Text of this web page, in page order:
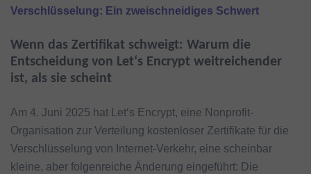
Verschlüsselung: Ein zweischneidiges Schwert
Wenn das Zertifikat schweigt: Warum die
Entscheidung von Let‘s Encrypt weitreichender
ist, als sie scheint
Am 4. Juni 2025 hat Let‘s Encrypt, eine Nonprofit-
Organisation zur Verteilung kostenloser Zertifikate für die
Verschlüsselung von Internet-Verkehr, eine scheinbar
kleine, aber folgenreiche Änderung eingeführt: Die